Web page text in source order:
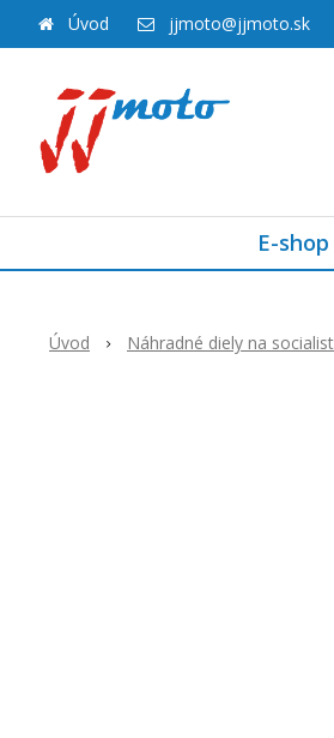
Úvod jjmoto@jjmoto.sk
E-shop
Úvod Náhradné diely na